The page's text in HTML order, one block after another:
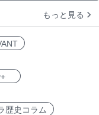
もっと見る
歴史コラム